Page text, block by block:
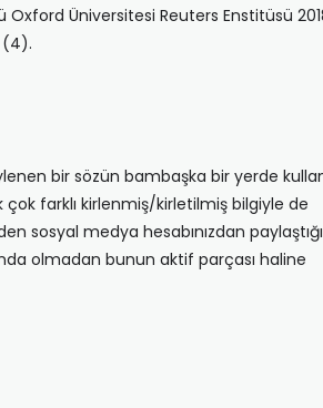
Üniversitesi Reuters Enstitüsü
(4).
bir sözün bambaşka bir yerde
çok farklı kirlenmiş/kirletilmiş bilgiyle de
sosyal medya hesabınızdan
olmadan bunun aktif parçası haline